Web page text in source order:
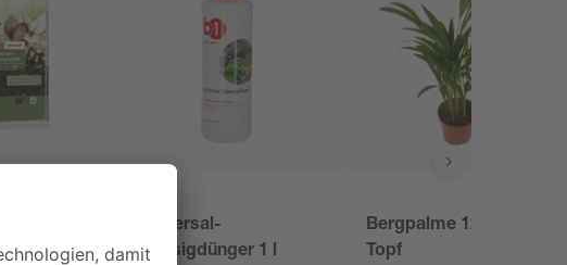
Universal-
Flüssigdünger 1 l
Bergpalme 12 cm
Topf